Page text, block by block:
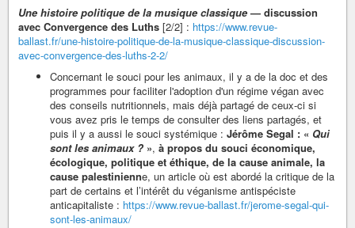
Une histoire politique de la musique classique — discussion
avec Convergence des Luths [2/2] : https://www.revue-
ballast.fr/une-histoire-politique-de-la-musique-classique-discussion-
avec-convergence-des-luths-2-2/
Concernant le souci pour les animaux, il y a de la doc et des
programmes pour faciliter l'adoption d'un régime végan avec
des conseils nutritionnels, mais déjà partagé de ceux-ci si
vous avez pris le temps de consulter des liens partagés, et
puis il y a aussi le souci systémique : Jérôme Segal : « Qui
sont les animaux ? », à propos du souci économique,
écologique, politique et éthique, de la cause animale, la
cause palestinienne, un article où est abordé la critique de la
part de certains et l’intérêt du véganisme antispéciste
anticapitaliste : https://www.revue-ballast.fr/jerome-segal-qui-
sont-les-animaux/